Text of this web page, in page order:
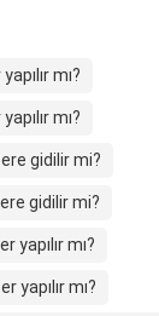
mı?
mı?
gidilir mi?
gidilir mi?
mı?
yapılır mı?